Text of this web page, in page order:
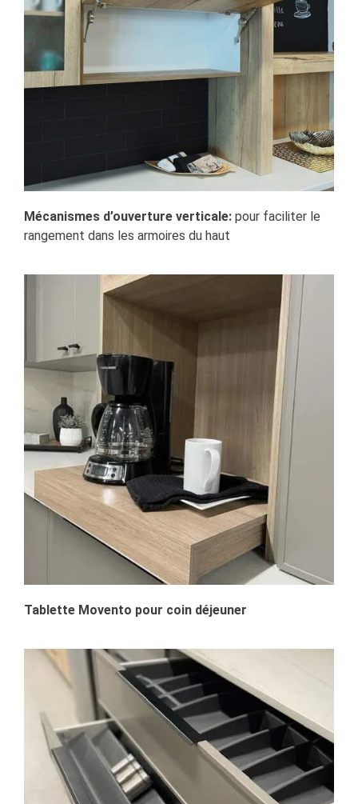
Mécanismes d’ouverture verticale: pour faciliter le
rangement dans les armoires du haut
Tablette Movento pour coin déjeuner